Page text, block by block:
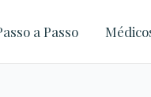
a Passo